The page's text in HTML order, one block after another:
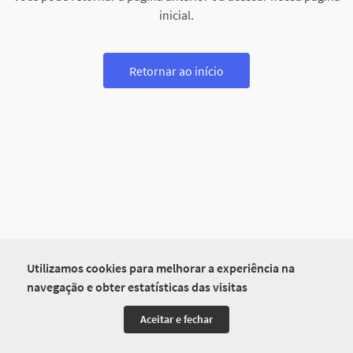
Utilizamos cookies para melhorar a experiência na
navegação e obter estatísticas das visitas
Aceitar e fechar
inicial.
Retornar ao início